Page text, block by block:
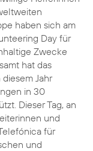
haben sich am
Day für
Zwecke
hat das
Jahr
in 30
Dieser Tag, an
und
für
und